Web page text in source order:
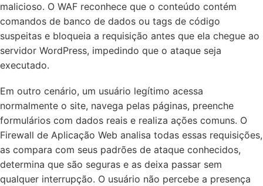
malicioso. O WAF reconhece que o conteúdo contém
comandos de banco de dados ou tags de código
suspeitas e bloqueia a requisição antes que ela chegue ao
servidor WordPress, impedindo que o ataque seja
executado.
Em outro cenário, um usuário legítimo acessa
normalmente o site, navega pelas páginas, preenche
formulários com dados reais e realiza ações comuns. O
Firewall de Aplicação Web analisa todas essas requisições,
as compara com seus padrões de ataque conhecidos,
determina que são seguras e as deixa passar sem
qualquer interrupção. O usuário não percebe a presença